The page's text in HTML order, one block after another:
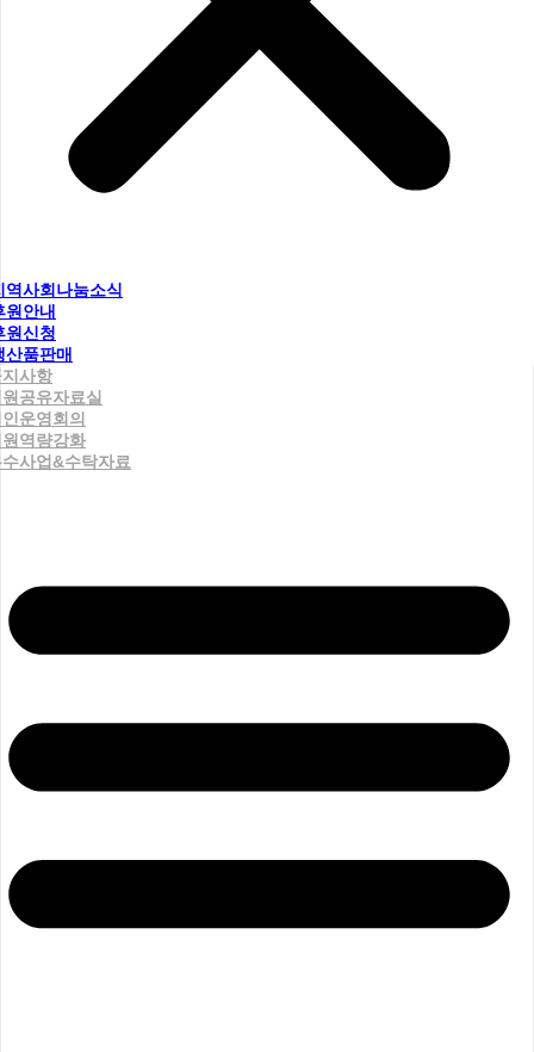
역사회나눔소식
원안내
원신청
산품판매
사항
공유자료실
운영회의
역량강화
사업&수탁자료